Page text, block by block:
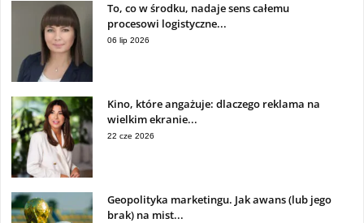
To, co w środku, nadaje sens całemu
procesowi logistyczne...
06 lip 2026
Kino, które angażuje: dlaczego reklama na
wielkim ekranie...
22 cze 2026
Geopolityka marketingu. Jak awans (lub jego
brak) na mist...